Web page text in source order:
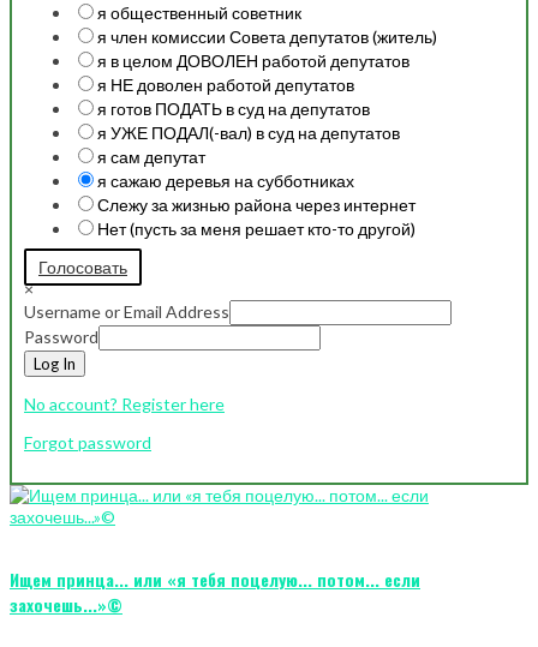
я общественный советник
я член комиссии Совета депутатов (житель)
я в целом ДОВОЛЕН работой депутатов
я НЕ доволен работой депутатов
я готов ПОДАТЬ в суд на депутатов
я УЖЕ ПОДАЛ(-вал) в суд на депутатов
я сам депутат
я сажаю деревья на субботниках
Слежу за жизнью района через интернет
Нет (пусть за меня решает кто-то другой)
Голосовать
×
Username or Email Address
Password
Log In
No account? Register here
Forgot password
Ищем принца... или «я тебя поцелую... потом... если
захочешь...»©